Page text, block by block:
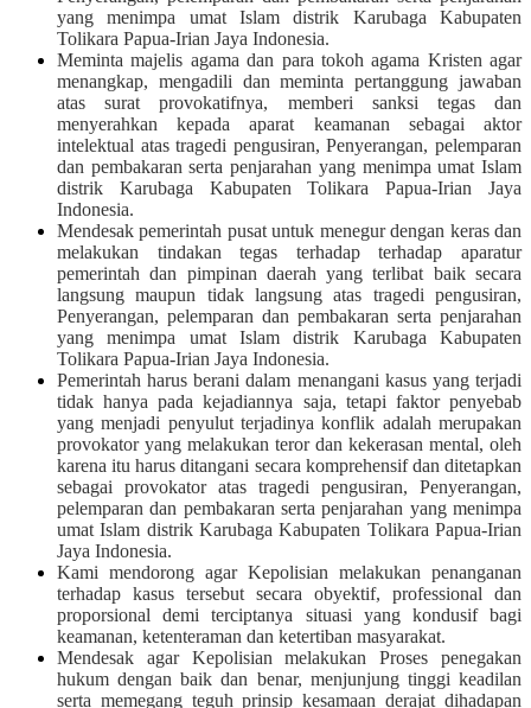
yang menimpa umat Islam distrik Karubaga Kabupaten
Tolikara Papua-Irian Jaya Indonesia.
Meminta majelis agama dan para tokoh agama Kristen agar
menangkap, mengadili dan meminta pertanggung jawaban
atas surat provokatifnya, memberi sanksi tegas dan
menyerahkan kepada aparat keamanan sebagai aktor
intelektual atas tragedi pengusiran, Penyerangan, pelemparan
dan pembakaran serta penjarahan yang menimpa umat Islam
distrik Karubaga Kabupaten Tolikara Papua-Irian Jaya
Indonesia.
Mendesak pemerintah pusat untuk menegur dengan keras dan
melakukan tindakan tegas terhadap terhadap aparatur
pemerintah dan pimpinan daerah yang terlibat baik secara
langsung maupun tidak langsung atas tragedi pengusiran,
Penyerangan, pelemparan dan pembakaran serta penjarahan
yang menimpa umat Islam distrik Karubaga Kabupaten
Tolikara Papua-Irian Jaya Indonesia.
Pemerintah harus berani dalam menangani kasus yang terjadi
tidak hanya pada kejadiannya saja, tetapi faktor penyebab
yang menjadi penyulut terjadinya konflik adalah merupakan
provokator yang melakukan teror dan kekerasan mental, oleh
karena itu harus ditangani secara komprehensif dan ditetapkan
sebagai provokator atas tragedi pengusiran, Penyerangan,
pelemparan dan pembakaran serta penjarahan yang menimpa
umat Islam distrik Karubaga Kabupaten Tolikara Papua-Irian
Jaya Indonesia.
Kami mendorong agar Kepolisian melakukan penanganan
terhadap kasus tersebut secara obyektif, professional dan
proporsional demi terciptanya situasi yang kondusif bagi
keamanan, ketenteraman dan ketertiban masyarakat.
Mendesak agar Kepolisian melakukan Proses penegakan
hukum dengan baik dan benar, menjunjung tinggi keadilan
serta memegang teguh prinsip kesamaan derajat dihadapan